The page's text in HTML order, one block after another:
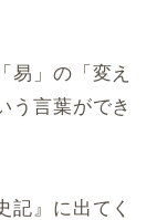
易」の「変え
う言葉ができ
記』に出てく